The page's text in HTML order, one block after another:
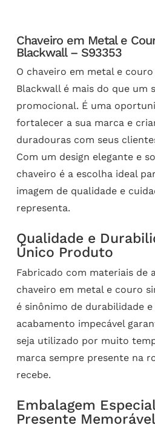
Chaveiro em Metal e
Blackwall – S93353
O chaveiro em metal e
Blackwall é mais do que um
promocional. É uma
fortalecer a sua marca e
duradouras com seus
Com um design elegante e
chaveiro é a escolha ideal
imagem de qualidade e
representa.
Qualidade e
Único Produto
Fabricado com materiais de
chaveiro em metal e couro
é sinônimo de durabilidade e
acabamento impecável
seja utilizado por muito
marca sempre presente na
recebe.
Embalagem
Presente Memorável